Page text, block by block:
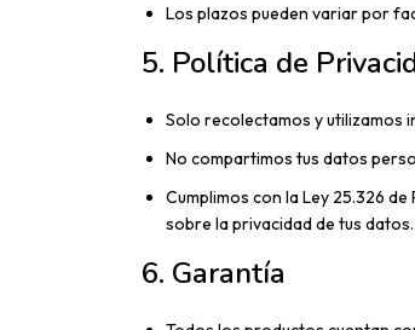
Los plazos pueden variar por
5. Política de
Solo recolectamos y utilizamos
No compartimos tus datos
Cumplimos con la Ley 25.326
sobre la privacidad de tus datos.
6. Garantía